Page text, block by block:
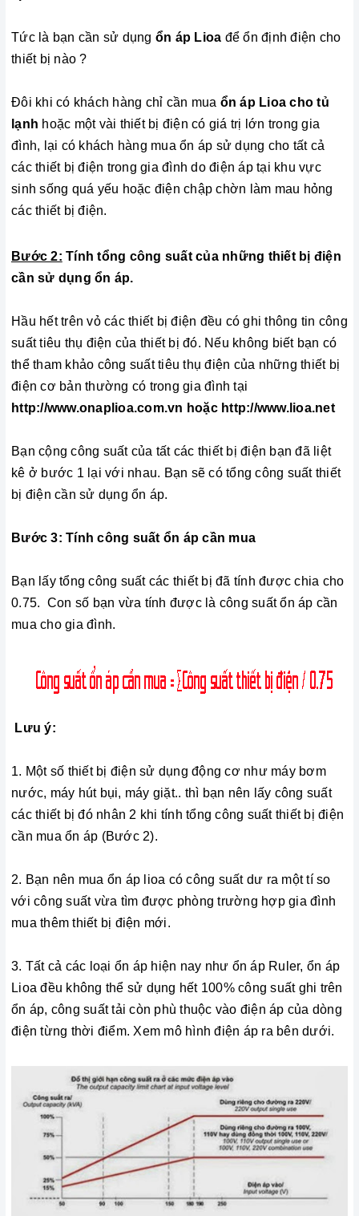
Tức là bạn cần sử dụng ổn áp Lioa để ổn định điện cho
thiết bị nào ?
Đôi khi có khách hàng chỉ cần mua ổn áp Lioa cho tủ
lạnh hoặc một vài thiết bị điện có giá trị lớn trong gia
đình, lại có khách hàng mua ổn áp sử dụng cho tất cả
các thiết bị điện trong gia đình do điện áp tại khu vực
sinh sống quá yếu hoặc điện chập chờn làm mau hỏng
các thiết bị điện.
Bước 2: Tính tổng công suất của những thiết bị điện
cần sử dụng ổn áp.
Hầu hết trên vỏ các thiết bị điện đều có ghi thông tin công
suất tiêu thụ điện của thiết bị đó. Nếu không biết bạn có
thể tham khảo công suất tiêu thụ điện của những thiết bị
điện cơ bản thường có trong gia đình tại
http://www.onaplioa.com.vn hoặc http://www.lioa.net
Bạn cộng công suất của tất các thiết bị điện bạn đã liệt
kê ở bước 1 lại với nhau. Bạn sẽ có tổng công suất thiết
bị điện cần sử dụng ổn áp.
Bước 3: Tính công suất ổn áp cần mua
Bạn lấy tổng công suất các thiết bị đã tính được chia cho
0.75. Con số bạn vừa tính được là công suất ổn áp cần
mua cho gia đình.
Lưu ý:
1. Một số thiết bị điện sử dụng động cơ như máy bơm
nước, máy hút bụi, máy giặt.. thì bạn nên lấy công suất
các thiết bị đó nhân 2 khi tính tổng công suất thiết bị điện
cần mua ổn áp (Bước 2).
2. Bạn nên mua ổn áp lioa có công suất dư ra một tí so
với công suất vừa tìm được phòng trường hợp gia đình
mua thêm thiết bị điện mới.
3. Tất cả các loại ổn áp hiện nay như ổn áp Ruler, ổn áp
Lioa đều không thể sử dụng hết 100% công suất ghi trên
ổn áp, công suất tải còn phù thuộc vào điện áp của dòng
điện từng thời điểm. Xem mô hình điện áp ra bên dưới.